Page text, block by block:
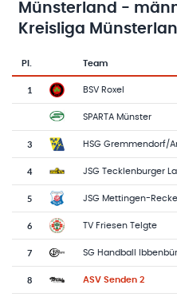
Münsterland -
Kreisliga
Tabelle mit Vereinsplatzierungen,
Pl.
Team-Logo
Team
1 BSV Roxel
SPARTA Münster
3
4 JSG Tecklenburger
5 JSG Mettingen-Recke
6 TV Friesen Telgte
7 SG Handball
8 ASV Senden 2